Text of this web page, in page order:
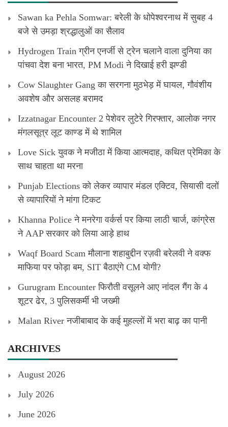
Sawan ka Pehla Somwar: बरेली के धोपेश्वरनाथ में सुबह 4
बजे से उमड़ा श्रद्धालुओं का सैलाव
Hydrogen Train ग्रीन एनर्जी से ट्रेन चलाने वाला दुनिया का
पांचवा देश बना भारत, PM Modi ने दिखाई हरी झण्डी
Cow Slaughter Gang का सरगना मुठभेड़ में घायल, गौवंशीय
अवशेष और असलह बरामद
Izzatnagar Encounter 2 पेशेवर लुटेरे गिरफ्तार, आलोक नगर
मंगलसूत्र लूट काण्‍ड में थे शामिल
Love Sick युवक ने मजीठा में किया आत्मदाह, कथित प्रेमिका के
साथ चाहता था मरना
Punjab Elections को लेकर व्यापार मंडल एक्टिव, सियासी दलों
से व्यापारियों ने मांगा टिकट
Khanna Police ने मनरेगा वर्कर्स पर किया लाठी चार्ज, कांग्रेस
ने AAP सरकार को लिया आड़े हाथ
Waqf Board Scam मौलाना शहाबुद्दीन रज़वी बरेलवी ने वक्फ
माफिया पर फोड़ा बम, SIT बैठाएंगे CM योगी?
Gurugram Encounter फिरौती वसूलने आए नांदल गैंग के 4
शूटर ढेर, 3 पुलिसकर्मी भी जख्मी
Malan River नजीबाबाद के कई मुहल्लों में भरा बाढ़ का पानी
ARCHIVES
August 2026
July 2026
June 2026